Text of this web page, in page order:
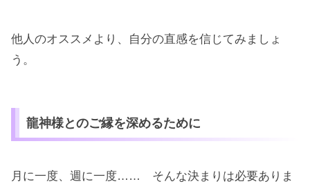
他人のオススメより、自分の直感を信じてみましょ
う。
龍神様とのご縁を深めるために
月に一度、週に一度…… そんな決まりは必要ありま